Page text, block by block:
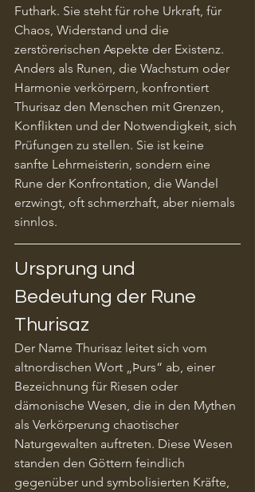
Futhark. Sie steht für rohe Urkraft, für
Chaos, Widerstand und die
zerstörerischen Aspekte der Existenz.
Anders als Runen, die Wachstum oder
Harmonie verkörpern, konfrontiert
Thurisaz den Menschen mit Grenzen,
Konflikten und der Notwendigkeit, sich
Prüfungen zu stellen. Sie ist keine
sanfte Lehrmeisterin, sondern eine
Rune der Konfrontation, die Wandel
erzwingt, oft schmerzhaft, aber niemals
sinnlos.
Ursprung und
Bedeutung der Rune
Thurisaz
Der Name Thurisaz leitet sich vom
altnordischen Wort „Þurs“ ab, einer
Bezeichnung für Riesen oder
dämonische Wesen, die in den Mythen
als Verkörperung chaotischer
Naturgewalten auftreten. Diese Wesen
standen den Göttern feindlich
gegenüber und symbolisierten Kräfte,